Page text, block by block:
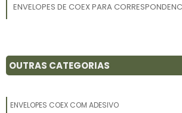
ENVELOPES DE COEX PARA
OUTRAS CATEGORIAS
ENVELOPES COEX COM ADESIVO